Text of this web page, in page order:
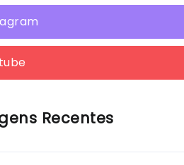
Recentes